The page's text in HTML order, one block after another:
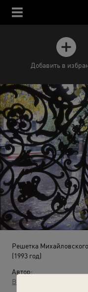
Добавить в
Решетка
(1993 год)
Автор:
Всеволод Тарасевич